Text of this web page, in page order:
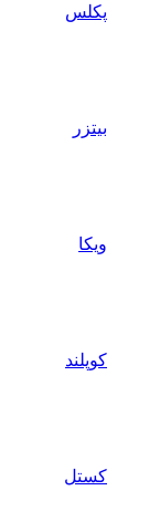
پکلس
بیتزر
ویکا
کوپلند
کستل